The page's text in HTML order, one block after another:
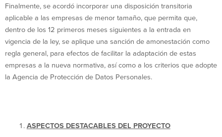
Finalmente, se acordó incorporar una disposición transitoria
aplicable a las empresas de menor tamaño, que permita que,
dentro de los 12 primeros meses siguientes a la entrada en
vigencia de la ley, se aplique una sanción de amonestación como
regla general, para efectos de facilitar la adaptación de estas
empresas a la nueva normativa, así como a los criterios que adopte
la Agencia de Protección de Datos Personales.
ASPECTOS DESTACABLES DEL PROYECTO